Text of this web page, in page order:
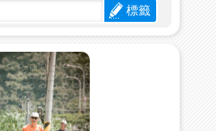
標籤